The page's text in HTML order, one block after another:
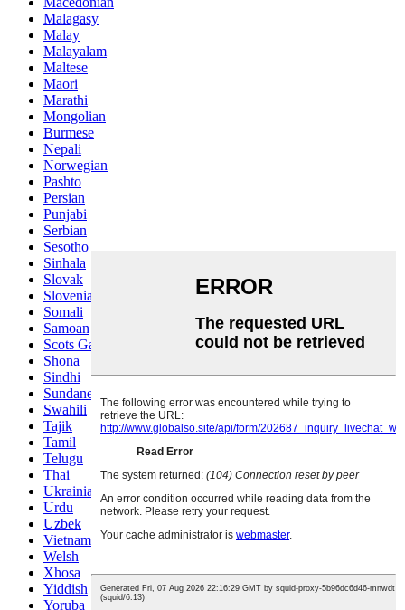
Malagasy
Malay
Malayalam
Maltese
Maori
Marathi
Mongolian
Burmese
Nepali
Norwegian
Pashto
Persian
Punjabi
Serbian
Sesotho
Sinhala
Slovak
Slovenian
Somali
Samoan
Scots Gaelic
Shona
Sindhi
Sundanese
Swahili
Tajik
Tamil
Telugu
Thai
Ukrainian
Urdu
Uzbek
Vietnamese
Welsh
Xhosa
Yiddish
Yoruba